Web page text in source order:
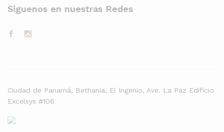
Siguenos en nuestras Redes
Ciudad de Panamá, Bethania, El Ingenio, Ave. La Paz Edificio
Excelsys #106